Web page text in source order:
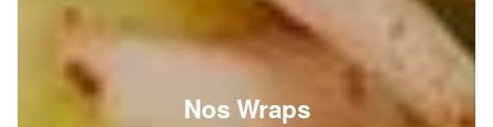
Nos Wraps